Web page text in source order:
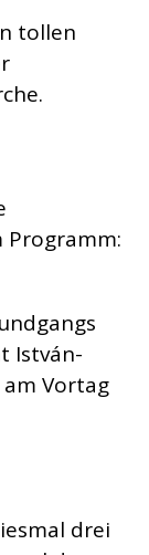
tollen
Programm:
István-
Vortag
drei